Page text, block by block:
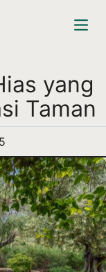
yang
Taman